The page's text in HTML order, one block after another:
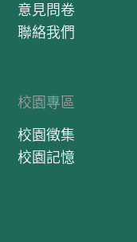
意見問卷
聯絡我們
校園專區
校園徵集
校園記憶